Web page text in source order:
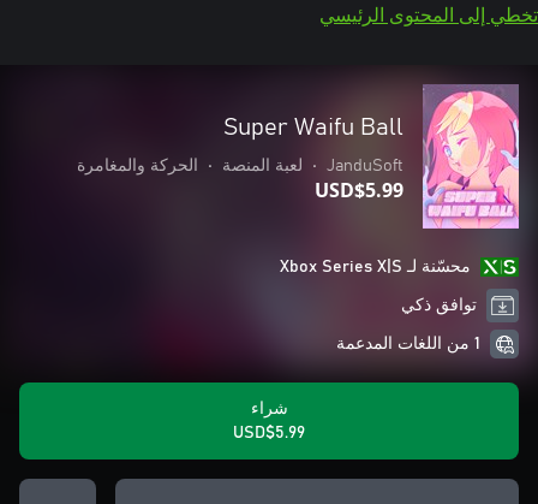
تخطي إلى المحتوى الرئيسي
Super Waifu Ball
JanduSoft
• لعبة المنصة • الحركة والمغامرة
USD$5.99
محسّنة لـ Xbox Series X|S
توافق ذكي
1 من اللغات المدعمة
شراء
USD$5.99